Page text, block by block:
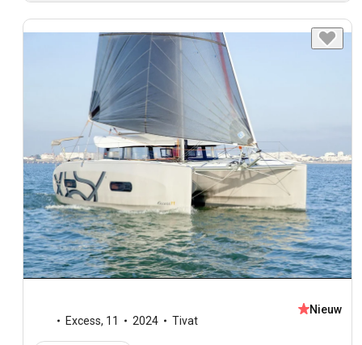
Excess, 11 2024 Tivat
Nieuw